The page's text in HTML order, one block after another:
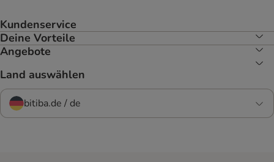
Kundenservice
Deine Vorteile
Angebote
Land auswählen
bitiba.de / de